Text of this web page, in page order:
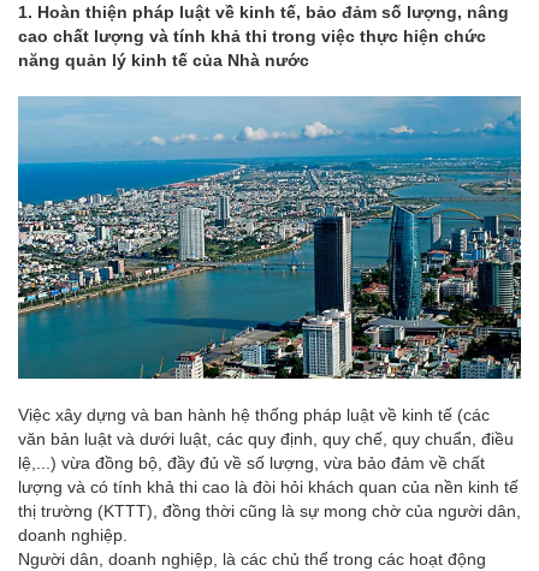
1. Hoàn thiện pháp luật về kinh tế, bảo đảm số lượng, nâng
cao chất lượng và tính khả thi trong việc thực hiện chức
năng quản lý kinh tế của Nhà nước
Việc xây dựng và ban hành hệ thống pháp luật về kinh tế (các
văn bản luật và dưới luật, các quy định, quy chế, quy chuẩn, điều
lệ,...) vừa đồng bộ, đầy đủ về số lượng, vừa bảo đảm về chất
lượng và có tính khả thi cao là đòi hỏi khách quan của nền kinh tế
thị trường (KTTT), đồng thời cũng là sự mong chờ của người dân,
doanh nghiệp.
Người dân, doanh nghiệp, là các chủ thể trong các hoạt động